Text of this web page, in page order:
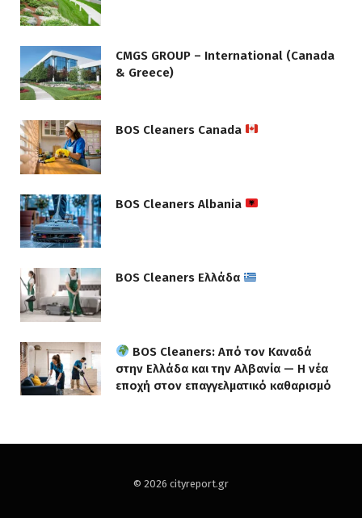
CMGS GROUP – International (Canada
& Greece)
BOS Cleaners Canada
BOS Cleaners Albania
BOS Cleaners Ελλάδα
BOS Cleaners: Από τον Καναδά
στην Ελλάδα και την Αλβανία — Η νέα
εποχή στον επαγγελματικό καθαρισμό
© 2026 cityreport.gr